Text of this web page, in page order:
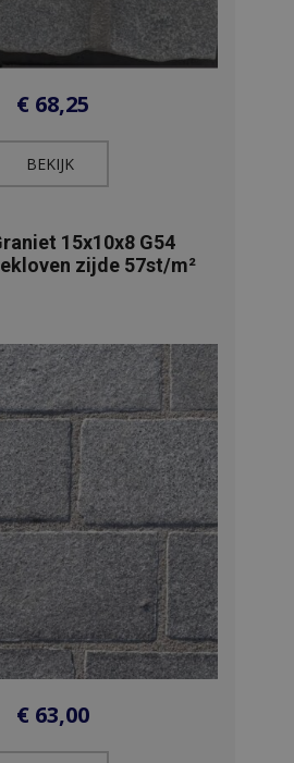
€68,25
BEKIJK​
15x10x8 G54
zijde 57st/m²
€63,00